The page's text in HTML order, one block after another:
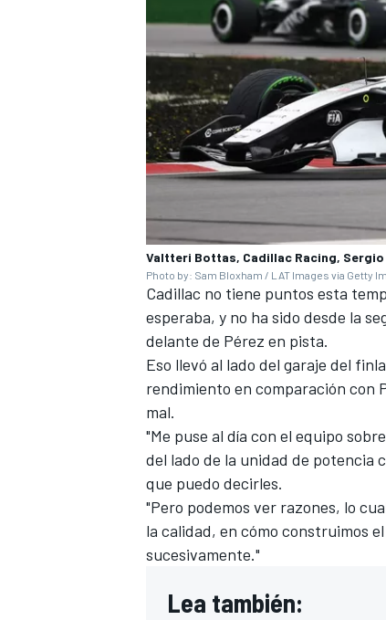
Valtteri Bottas, Cadillac Racing, Sergio
Photo by: Sam Bloxham / LAT Images via Getty
Cadillac no tiene puntos esta
esperaba, y no ha sido desde la
delante de Pérez en pista.
Eso llevó al lado del garaje del
rendimiento en comparación con
mal.
"Me puse al día con el equipo
del lado de la unidad de potencia
que puedo decirles.
"Pero podemos ver razones, lo
la calidad, en cómo construimos
sucesivamente."
Lea también: